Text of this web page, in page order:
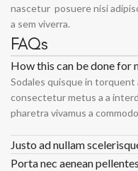
nascetur posuere nisi
a sem viverra.
FAQs
How this can be done for
Sodales quisque in
consectetur metus a a
pharetra vivamus a
Justo ad nullam
Porta nec aenean